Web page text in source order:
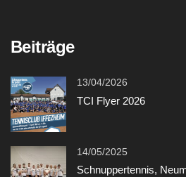
Beiträge
13/04/2026
TCI Flyer 2026
14/05/2025
Schnuppertennis,